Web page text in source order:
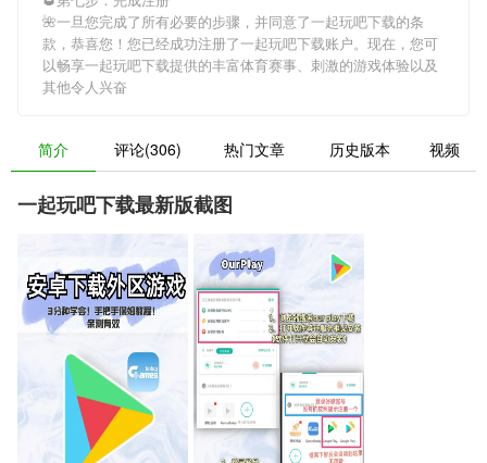
🌺一旦您完成了所有必要的步骤，并同意了一起玩吧下载的条
款，恭喜您！您已经成功注册了一起玩吧下载账户。现在，您可
以畅享一起玩吧下载提供的丰富体育赛事、刺激的游戏体验以及
其他令人兴奋
简介 评论(306) 热门文章 历史版本 视频
一起玩吧下载最新版截图